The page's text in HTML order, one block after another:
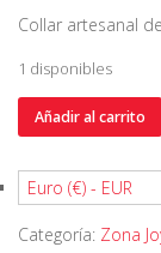
Collar artesanal
1 disponibles
Collar
de
NATURALES
06)
Añadir al carrito
Euro (€) - EUR
Categoría: Zona